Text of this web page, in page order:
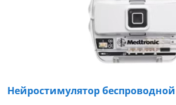
Нейростимулятор